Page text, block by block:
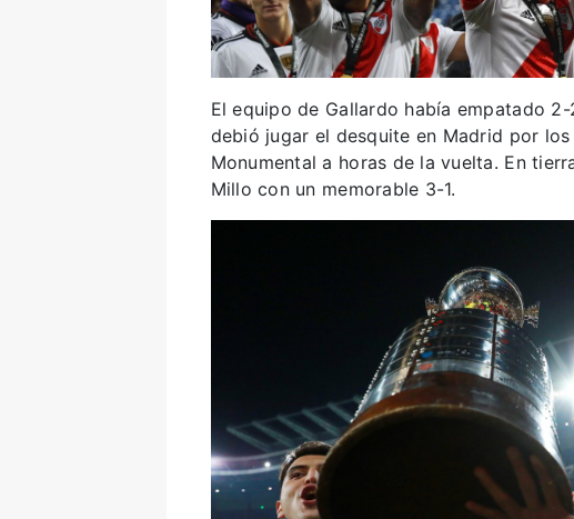
El equipo de Gallardo había empatado
debió jugar el desquite en Madrid por
Monumental a horas de la vuelta. En
Millo con un memorable 3-1.